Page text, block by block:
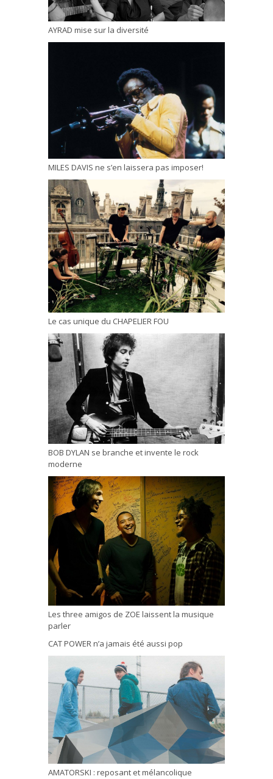
AYRAD mise sur la diversité
MILES DAVIS ne s’en laissera pas imposer!
Le cas unique du CHAPELIER FOU
BOB DYLAN se branche et invente le rock
moderne
Les three amigos de ZOE laissent la musique
parler
CAT POWER n’a jamais été aussi pop
AMATORSKI : reposant et mélancolique